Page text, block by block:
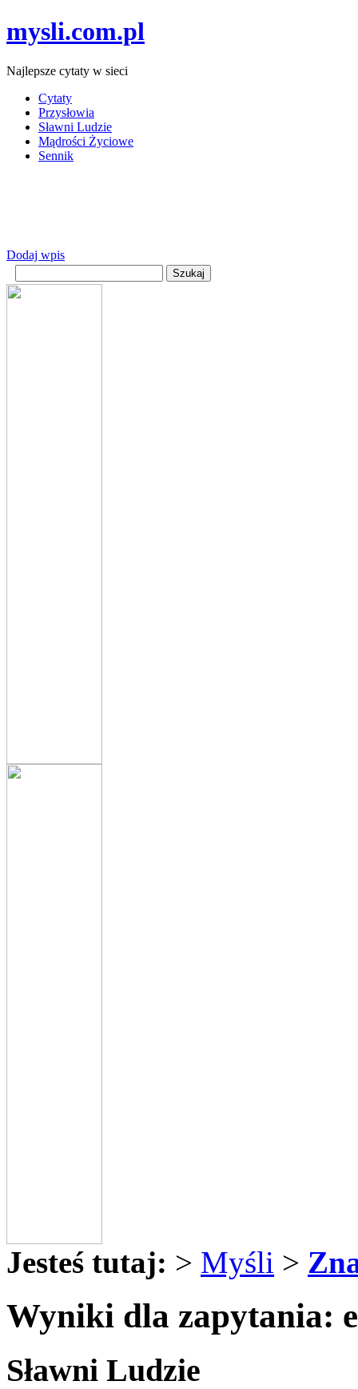
mysli.com.pl
Najlepsze cytaty w sieci
Cytaty
Przysłowia
Sławni Ludzie
Mądrości Życiowe
Sennik
Dodaj wpis
Jesteś tutaj: > Myśli >
Wyniki dla zapytania:
Sławni Ludzie